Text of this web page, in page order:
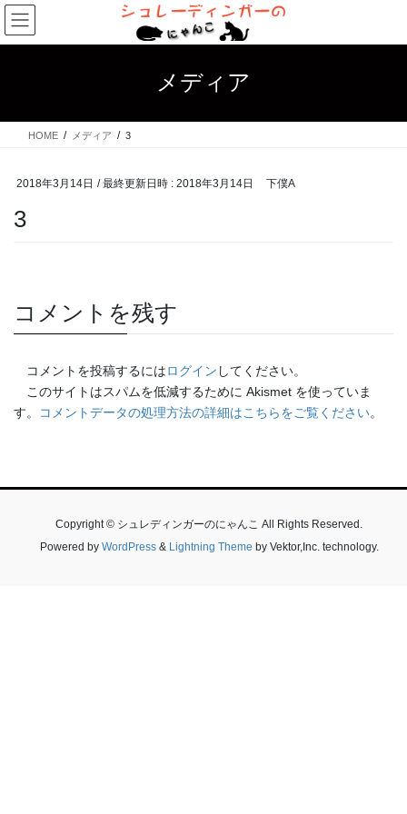
コ
ン
テ
ス
ナ
ビ
ゲ
ン
メディア
HOME メディア 3
2018年3月14日 / 最終更新日時 : 2018年3月14日 下僕A
3
コメントを残す
コメントを投稿するにはログイン してください。
このサイトはスパムを低減するために Akismet を使っていま
す。
コメントデータの処理方法の詳細はこちらをご覧ください。
Copyright © シュレディンガーのにゃんこ All Rights Reserved.
Powered by WordPress& Lightning Theme by Vektor,Inc. technology.